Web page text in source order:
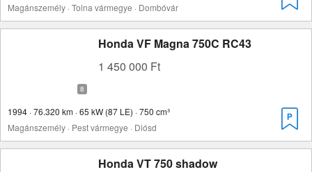
Magánszemély · Tolna vármegye · Dombóvár
Honda VF Magna 750C RC43
1 450 000 Ft
1994 · 76.320 km · 65 kW (87 LE) · 750 cm³
Magánszemély · Pest vármegye · Diósd
Honda VT 750 shadow